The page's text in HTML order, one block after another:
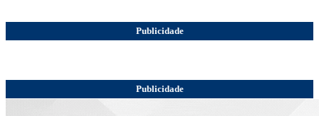
Publicidade
Publicidade